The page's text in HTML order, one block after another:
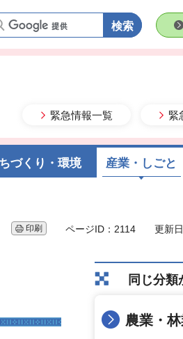
緊急情報一覧 緊
語句
づくり・環境 産業・しごと
印刷 ページID：2114 更新
同じ分類
農業・